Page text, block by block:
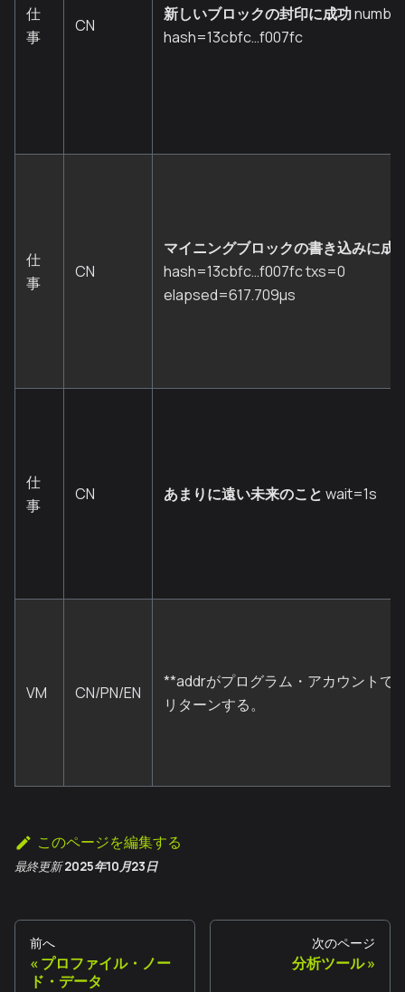
仕
事
CN
新しいブロックの封印に成功
hash=13cbfc…f007fc
仕
事
CN
マイニングブロックの書き込みに成
hash=13cbfc…f007fc txs=0
elapsed=617.709µs
仕
事
CN あまりに遠い未来のこと wait=1s
VM CN/PN/EN
**addrがプログラム・アカウントで
リターンする。
このページを編集する
最終更新 2025年10月23日
前へ
プロファイル・ノー
ド・データ
次のページ
分析ツール